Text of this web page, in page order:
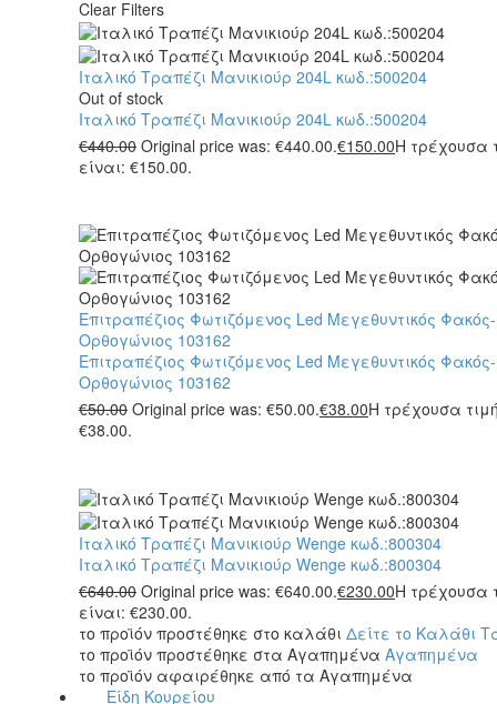
Clear Filters
Ιταλικό Τραπέζι Μανικιούρ 204L κωδ.:500204
Out of stock
Ιταλικό Τραπέζι Μανικιούρ 204L κωδ.:500204
€440.00 Original price was: €440.00.€150.00Η τρέχουσα
είναι: €150.00.
Επιτραπέζιος Φωτιζόμενος Led Μεγεθυντικός Φακός-
Ορθογώνιος 103162
Επιτραπέζιος Φωτιζόμενος Led Μεγεθυντικός Φακός-
Ορθογώνιος 103162
€50.00 Original price was: €50.00.€38.00Η τρέχουσα
€38.00.
Ιταλικό Τραπέζι Μανικιούρ Wenge κωδ.:800304
Ιταλικό Τραπέζι Μανικιούρ Wenge κωδ.:800304
€640.00 Original price was: €640.00.€230.00Η τρέχουσα
είναι: €230.00.
το προϊόν προστέθηκε στο καλάθι Δείτε το Καλάθι
το προϊόν προστέθηκε στα Αγαπημένα Αγαπημένα
το προϊόν αφαιρέθηκε από τα Αγαπημένα
Είδη Κουρείου